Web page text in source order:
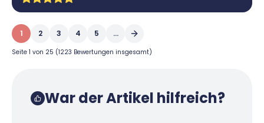
1 2 3 4 5 ...
Seite 1 von 25 (1223 Bewertungen insgesamt)
War der Artikel hilfreich?